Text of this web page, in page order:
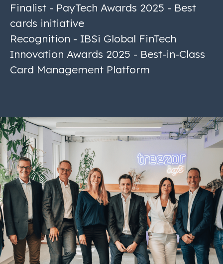
Finalist - PayTech Awards 2025 - Best
cards initiative
Recognition - IBSi Global FinTech
Innovation Awards 2025 - Best-in-Class
Card Management Platform